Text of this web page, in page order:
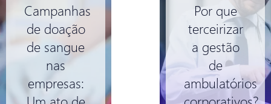
Campanhas
de doação
de sangue
nas
empresas:
Por que
terceirizar
a gestão
de
ambulatórios